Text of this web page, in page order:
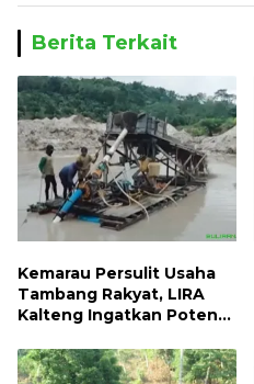
Berita Terkait
Kemarau Persulit Usaha
Tambang Rakyat, LIRA
Kalteng Ingatkan Potensi
Hidup